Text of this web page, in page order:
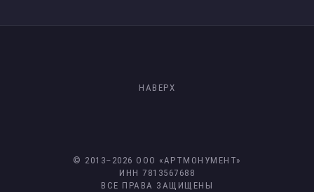
НАВЕРХ
© 2013– 2026 ООО «АРТМОНУМЕНТ»
ИНН 7813567688
ВСЕ ПРАВА ЗАЩИЩЕНЫ